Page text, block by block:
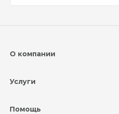
О компании
Услуги
Помощь